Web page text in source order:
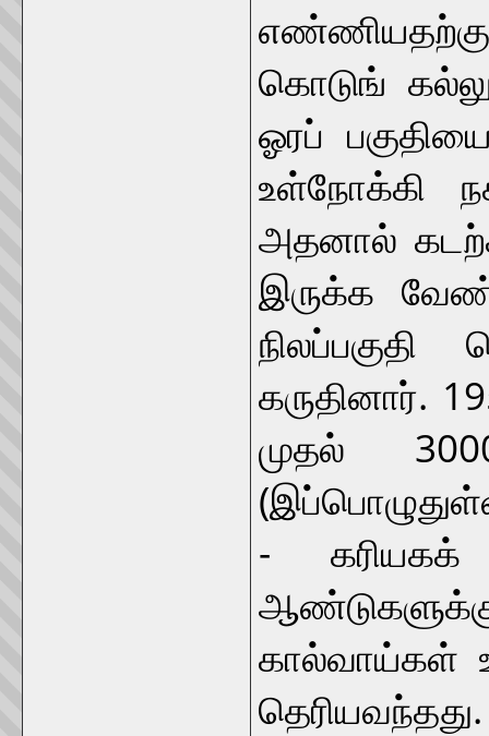
கொடுங்
ஓரப்
உள்நோக்கி
அதனால்
இருக்க
நிலப்பகுதி
கருதினார்.
முதல்
-
கால்வாய்கள்
தெரியவந்தது.